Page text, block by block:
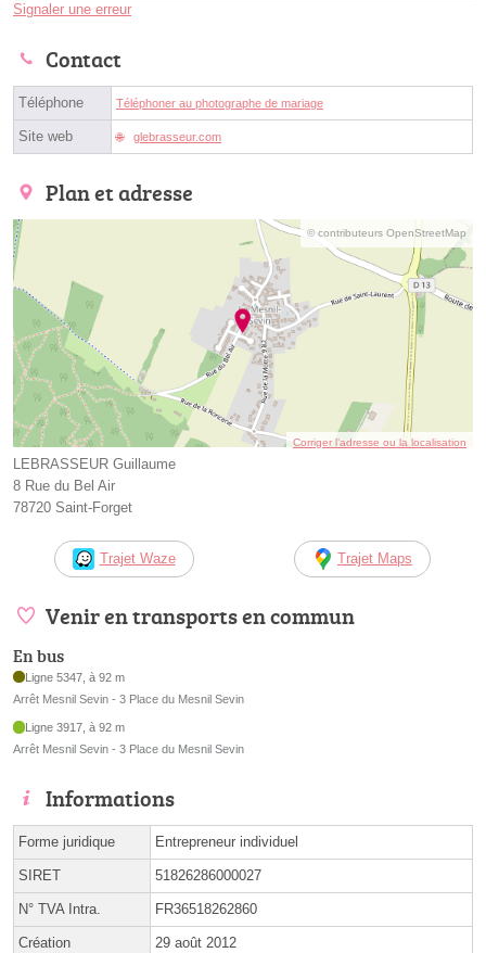
Signaler une erreur
Contact
Téléphone Téléphoner au photographe de mariage
Site web glebrasseur.com
Plan et adresse
© contributeurs OpenStreetMap
Corriger l’adresse ou la localisation
LEBRASSEUR Guillaume
8 Rue du Bel Air
78720 Saint-Forget
Trajet Waze Trajet Maps
Venir en transports en commun
En bus
Ligne 5347, à 92 m
Arrêt Mesnil Sevin - 3 Place du Mesnil Sevin
Ligne 3917, à 92 m
Arrêt Mesnil Sevin - 3 Place du Mesnil Sevin
Informations
Forme juridique Entrepreneur individuel
SIRET 51826286000027
N° TVA Intra. FR36518262860
Création 29 août 2012